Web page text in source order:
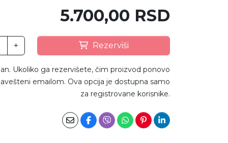
5.700,00 RSD
+ Rezerviši
Ukoliko ga rezervišete, čim proizvod ponovo
emailom. Ova opcija je dostupna samo
za registrovane korisnike.